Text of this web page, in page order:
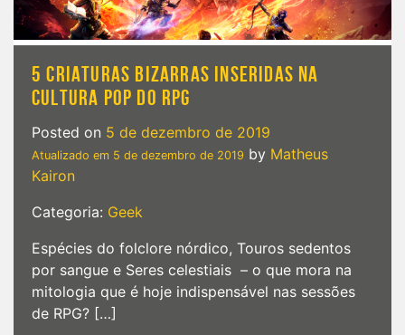
5 CRIATURAS BIZARRAS INSERIDAS NA
CULTURA POP DO RPG
Posted on 5 de dezembro de 2019
Atualizado em 5 de dezembro de 2019 by Matheus
Kairon
Categoria: Geek
Espécies do folclore nórdico, Touros sedentos
por sangue e Seres celestiais – o que mora na
mitologia que é hoje indispensável nas sessões
de RPG? […]